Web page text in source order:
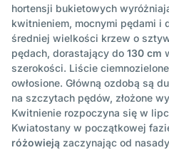
hortensji bukietowych
kwitnieniem, mocnymi pędami i
średniej wielkości krzew o
pędach, dorastający do 130 cm
szerokości. Liście
owłosione. Główną ozdobą są
na szczytach pędów, złożone
Kwitnienie rozpoczyna się w
Kwiatostany w początkowej
różowieją zaczynając od